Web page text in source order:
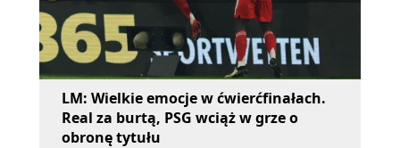
LM: Wielkie emocje w ćwierćfinałach.
Real za burtą, PSG wciąż w grze o
obronę tytułu